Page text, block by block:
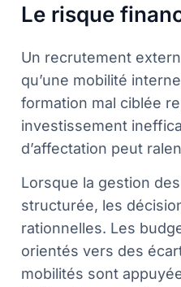
Le risque
Un recrutement
qu’une mobilité
formation mal ciblée
investissement
d’affectation peut
Lorsque la gestion
structurée, les
rationnelles. Les
orientés vers des
mobilités sont